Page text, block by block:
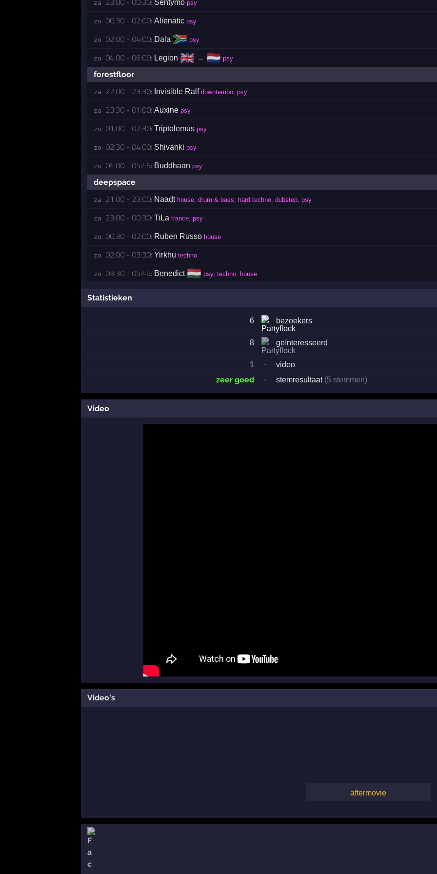
za Sentymo psy
zo 00:30 - 02:00: Alienatic psy
zo 02:00 - 04:00: Dala 🇿🇦 psy
zo 04:00 - 06:00: Legion 🇬🇧 → 🇳🇱 psy
forestfloor
za 22:00 - 23:30: Invisible Ralf downtempo, psy
za 23:30 - 01:00: Auxine psy
zo 01:00 - 02:30: Triptolemus psy
zo 02:30 - 04:00: Shivanki psy
zo 04:00 - 05:45: Buddhaan psy
deepspace
za 21:00 - 23:00: Naadt house, drum & bass, hard techno, dubstep, psy
za 23:00 - 00:30: TiLa trance, psy
zo 00:30 - 02:00: Ruben Russo house
zo 02:00 - 03:30: Yirkhu techno
zo 03:30 - 05:45: Benedict 🇭🇺 psy, techno, house
Statistieken
6 bezoekers
8 geïnteresseerd
1 · video
zeer goed · stemresultaat (5 stemmen)
Video
Video's
aftermovie